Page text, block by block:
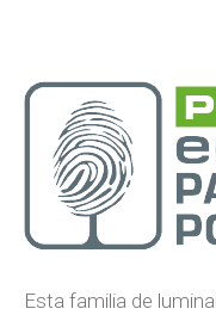
Esta familia de